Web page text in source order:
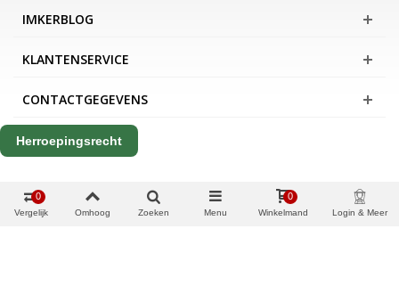
IMKERBLOG
KLANTENSERVICE
CONTACTGEGEVENS
Herroepingsrecht
Vergelijk
0
Omhoog Zoeken Menu Winkelmand
0
Login & Meer